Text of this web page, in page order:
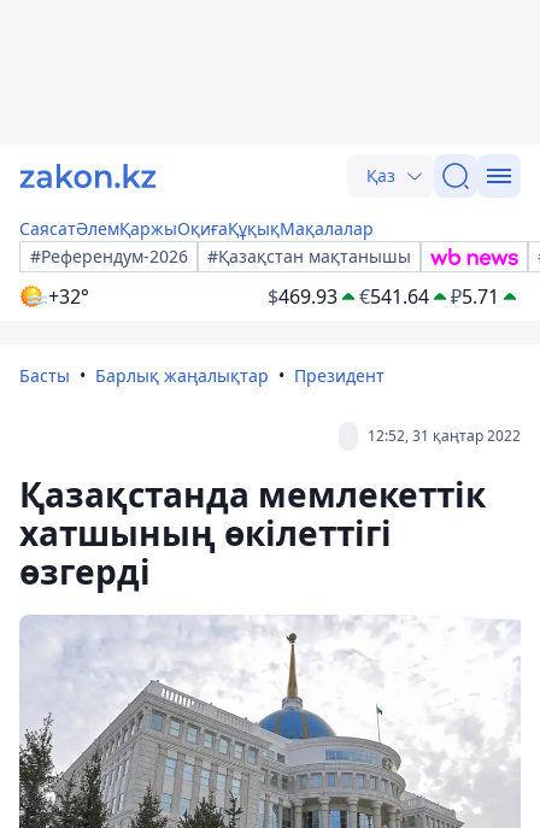
Қаз
СаясатӘлемҚаржыОқиғаҚұқықМақалалар
#Референдум-2026
#Қазақстан мақтанышы
+32° $469.93 €541.64 ₽5.71
Басты Барлық жаңалықтар Президент
12:52, 31 қаңтар 2022
Қазақстанда мемлекеттік
хатшының өкілеттігі
өзгерді